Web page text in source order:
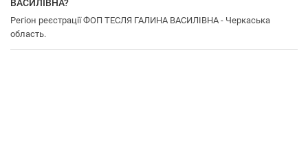
ВАСИЛІВНА?
Регіон реєстрації ФОП ТЕСЛЯ ГАЛИНА ВАСИЛІВНА - Черкаська
область.